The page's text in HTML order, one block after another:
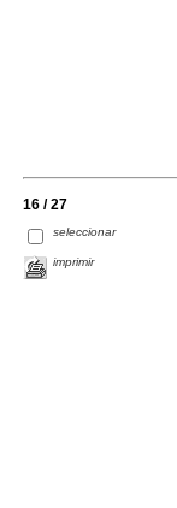
16 / 27
seleccionar
imprimir